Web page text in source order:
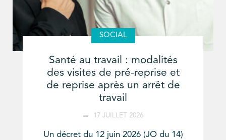
SOCIAL
Santé au travail : modalités
des visites de pré-reprise et
de reprise après un arrêt de
travail
17 JUILLET 2026
Un décret du 12 juin 2026 (JO du 14)